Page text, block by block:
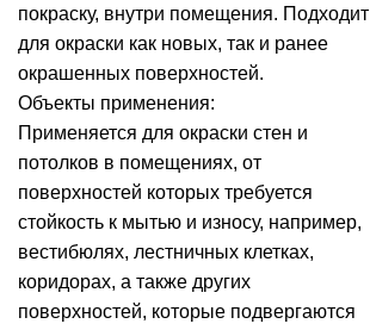
покраску, внутри помещения. Подходит
для окраски как новых, так и ранее
окрашенных поверхностей.
Объекты применения:
Применяется для окраски стен и
потолков в помещениях, от
поверхностей которых требуется
стойкость к мытью и износу, например,
вестибюлях, лестничных клетках,
коридорах, а также других
поверхностей, которые подвергаются